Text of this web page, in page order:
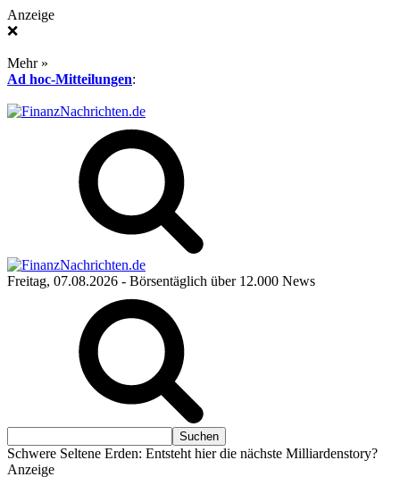
Anzeige
❌
Mehr »
Ad hoc-Mitteilungen:
Freitag, 07.08.2026 - Börsentäglich über 12.000 News
Schwere Seltene Erden: Entsteht hier die nächste Milliardenstory?
Anzeige